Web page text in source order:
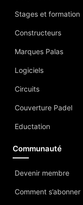
Stages et formation
Constructeurs
Marques Palas
Logiciels
Circuits
Couverture Padel
Eductation
Communauté
Devenir membre
Comment s’abonner